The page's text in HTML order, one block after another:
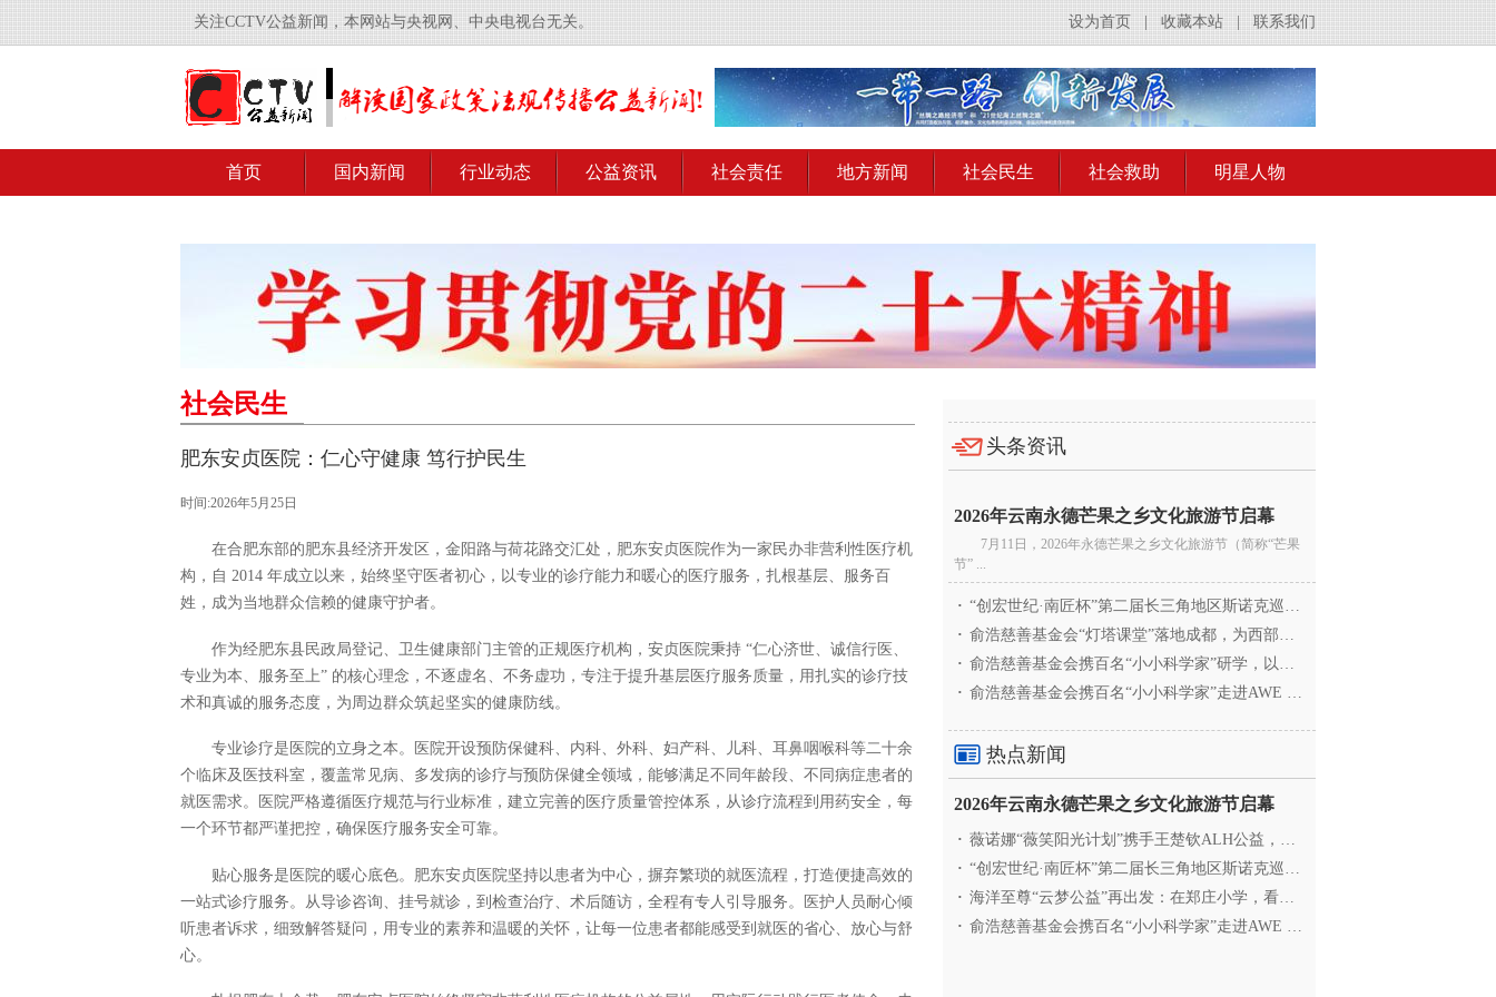
关注CCTV公益新闻，本网站与央视网、中央电视台无关。 联系我们
收藏本站
设为首页
首页 国内新闻 行业动态 公益资讯 社会责任 地方新闻 社会民生 社会救助 明星人物
社会民生
肥东安贞医院：仁心守健康 笃行护民生
时间:2026年5月25日
在合肥东部的肥东县经济开发区，金阳路与荷花路交汇处，肥东安贞医院作为一家民办非营利性医疗机
构，自 2014 年成立以来，始终坚守医者初心，以专业的诊疗能力和暖心的医疗服务，扎根基层、服务百
姓，成为当地群众信赖的健康守护者。
作为经肥东县民政局登记、卫生健康部门主管的正规医疗机构，安贞医院秉持 “仁心济世、诚信行医、
专业为本、服务至上” 的核心理念，不逐虚名、不务虚功，专注于提升基层医疗服务质量，用扎实的诊疗技
术和真诚的服务态度，为周边群众筑起坚实的健康防线。
专业诊疗是医院的立身之本。医院开设预防保健科、内科、外科、妇产科、儿科、耳鼻咽喉科等二十余
个临床及医技科室，覆盖常见病、多发病的诊疗与预防保健全领域，能够满足不同年龄段、不同病症患者的
就医需求。医院严格遵循医疗规范与行业标准，建立完善的医疗质量管控体系，从诊疗流程到用药安全，每
一个环节都严谨把控，确保医疗服务安全可靠。
贴心服务是医院的暖心底色。肥东安贞医院坚持以患者为中心，摒弃繁琐的就医流程，打造便捷高效的
一站式诊疗服务。从导诊咨询、挂号就诊，到检查治疗、术后随访，全程有专人引导服务。医护人员耐心倾
听患者诉求，细致解答疑问，用专业的素养和温暖的关怀，让每一位患者都能感受到就医的省心、放心与舒
心。
头条资讯
2026年云南永德芒果之乡文化旅游节启幕
7月11日，2026年永德芒果之乡文化旅游节（简称“芒果
节” ...
· “创宏世纪·南匠杯”第二届长三角地区斯诺克巡回赛（江
· 俞浩慈善基金会“灯塔课堂”落地成都，为西部学子搭建
· 俞浩慈善基金会携百名“小小科学家”研学，以顶尖科创
· 俞浩慈善基金会携百名“小小科学家”走进AWE 探访追觅
热点新闻
2026年云南永德芒果之乡文化旅游节启幕
· 薇诺娜“薇笑阳光计划”携手王楚钦ALH公益，助力高原乒
· “创宏世纪·南匠杯”第二届长三角地区斯诺克巡回赛（江
· 海洋至尊“云梦公益”再出发：在郑庄小学，看见向善的
· 俞浩慈善基金会携百名“小小科学家”走进AWE 探访追觅